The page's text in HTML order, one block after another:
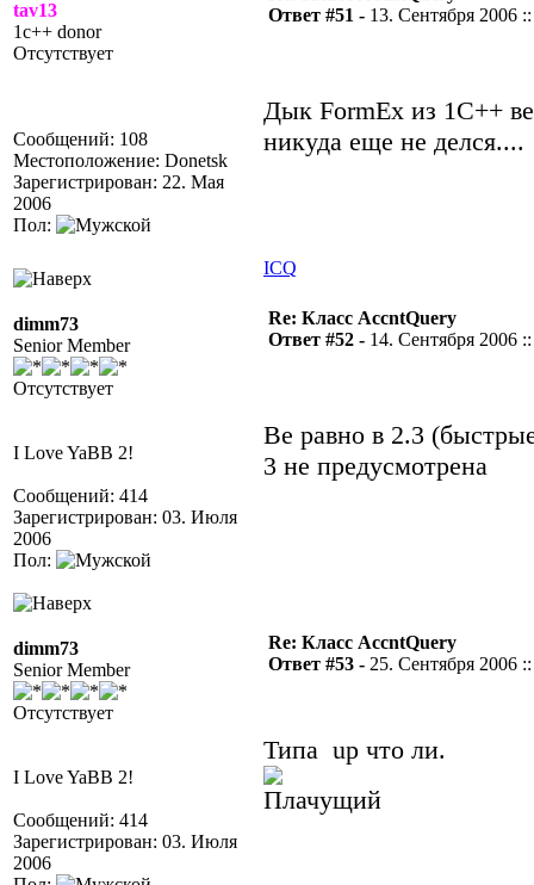
tav13
1c++ donor
Отсутствует
Сообщений: 108
Местоположение: Donetsk
Зарегистрирован: 22. Мая
2006
Пол:
Ответ #51 - 13. Сентября 2006
Дык FormEx из 1С++
никуда еще не делся....
ICQ
dimm73
Senior Member
Отсутствует
I Love YaBB 2!
Сообщений: 414
Зарегистрирован: 03. Июля
2006
Пол:
Re: Класс AccntQuery
Ответ #52 - 14. Сентября 2006
Ве равно в 2.3
3 не предусмотрена
dimm73
Senior Member
Отсутствует
I Love YaBB 2!
Сообщений: 414
Зарегистрирован: 03. Июля
2006
Re: Класс AccntQuery
Ответ #53 - 25. Сентября 2006
Типа up что ли.